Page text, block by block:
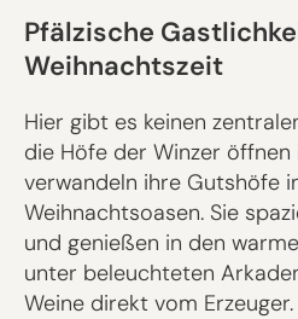
Pfälzische
Weihnachtszeit
Hier gibt es keinen
die Höfe der Winzer öffnen
verwandeln ihre Gutshöfe
Weihnachtsoasen. Sie
und genießen in den
unter beleuchteten
Weine direkt vom Erzeuger.